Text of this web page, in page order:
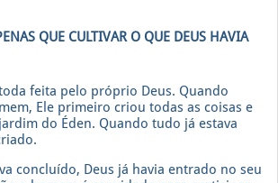
QUE CULTIVAR O QUE DEUS HAVIA
feita pelo próprio Deus. Quando
Ele primeiro criou todas as coisas e
do Éden. Quando tudo já estava
concluído, Deus já havia entrado no seu